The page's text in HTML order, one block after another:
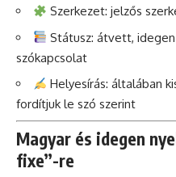
Szerkezet: jelzős
Státusz: átvett,
szókapcsolat
Helyesírás: általában
fordítjuk le szó szerint
Magyar és idegen
fixe”-re